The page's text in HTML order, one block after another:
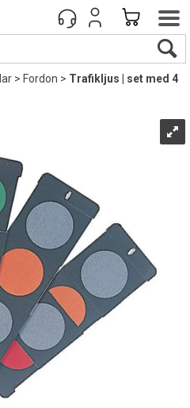
>Fordon>Trafikljus | set med 4